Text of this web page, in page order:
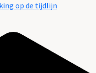
op de tijdlijn